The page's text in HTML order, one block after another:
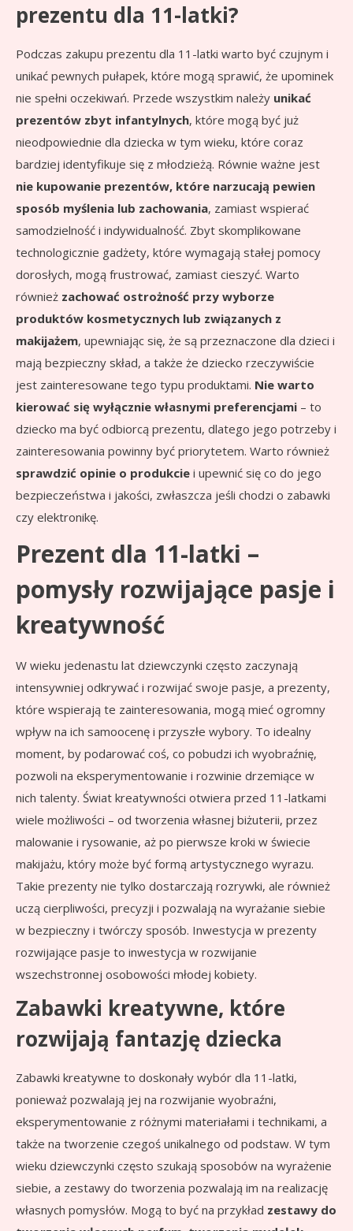
prezentu dla 11-latki?
Podczas zakupu prezentu dla 11-latki warto być czujnym i
unikać pewnych pułapek, które mogą sprawić, że upominek
nie spełni oczekiwań. Przede wszystkim należy unikać
prezentów zbyt infantylnych, które mogą być już
nieodpowiednie dla dziecka w tym wieku, które coraz
bardziej identyfikuje się z młodzieżą. Równie ważne jest
nie kupowanie prezentów, które narzucają pewien
sposób myślenia lub zachowania, zamiast wspierać
samodzielność i indywidualność. Zbyt skomplikowane
technologicznie gadżety, które wymagają stałej pomocy
dorosłych, mogą frustrować, zamiast cieszyć. Warto
również zachować ostrożność przy wyborze
produktów kosmetycznych lub związanych z
makijażem, upewniając się, że są przeznaczone dla dzieci i
mają bezpieczny skład, a także że dziecko rzeczywiście
jest zainteresowane tego typu produktami. Nie warto
kierować się wyłącznie własnymi preferencjami – to
dziecko ma być odbiorcą prezentu, dlatego jego potrzeby i
zainteresowania powinny być priorytetem. Warto również
sprawdzić opinie o produkcie i upewnić się co do jego
bezpieczeństwa i jakości, zwłaszcza jeśli chodzi o zabawki
czy elektronikę.
Prezent dla 11-latki –
pomysły rozwijające pasje i
kreatywność
W wieku jedenastu lat dziewczynki często zaczynają
intensywniej odkrywać i rozwijać swoje pasje, a prezenty,
które wspierają te zainteresowania, mogą mieć ogromny
wpływ na ich samoocenę i przyszłe wybory. To idealny
moment, by podarować coś, co pobudzi ich wyobraźnię,
pozwoli na eksperymentowanie i rozwinie drzemiące w
nich talenty. Świat kreatywności otwiera przed 11-latkami
wiele możliwości – od tworzenia własnej biżuterii, przez
malowanie i rysowanie, aż po pierwsze kroki w świecie
makijażu, który może być formą artystycznego wyrazu.
Takie prezenty nie tylko dostarczają rozrywki, ale również
uczą cierpliwości, precyzji i pozwalają na wyrażanie siebie
w bezpieczny i twórczy sposób. Inwestycja w prezenty
rozwijające pasje to inwestycja w rozwijanie
wszechstronnej osobowości młodej kobiety.
Zabawki kreatywne, które
rozwijają fantazję dziecka
Zabawki kreatywne to doskonały wybór dla 11-latki,
ponieważ pozwalają jej na rozwijanie wyobraźni,
eksperymentowanie z różnymi materiałami i technikami, a
także na tworzenie czegoś unikalnego od podstaw. W tym
wieku dziewczynki często szukają sposobów na wyrażenie
siebie, a zestawy do tworzenia pozwalają im na realizację
własnych pomysłów. Mogą to być na przykład zestawy do